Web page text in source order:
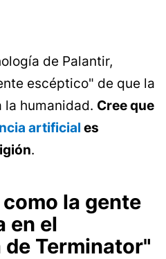
de Palantir,
escéptico" de que la
humanidad. Cree que
artificial es
.
la gente
en el
Terminator"